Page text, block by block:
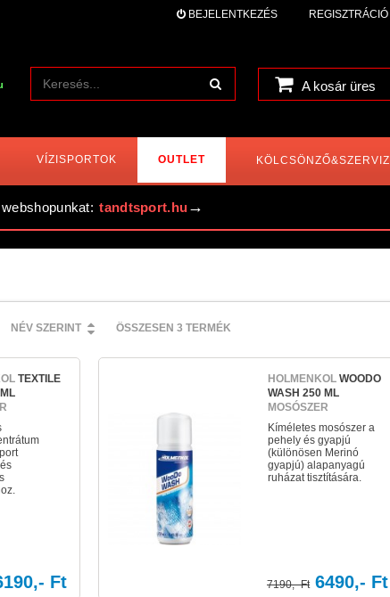
BEJELENTKEZÉS REGISZTRÁCIÓ
A kosár üres
VÍZISPORTOK OUTLET KÖLCSÖNZŐ&SZERVIZ
tandtsport.hu→
NÉV SZERINT ÖSSZESEN 3 TERMÉK
TEXTILE
Ft
HOLMENKOL WOODO
WASH 250 ML
MOSÓSZER
Kíméletes mosószer a
pehely és gyapjú
(különösen Merinó
gyapjú) alapanyagú
ruházat tisztítására.
7190,- Ft 6490,- Ft